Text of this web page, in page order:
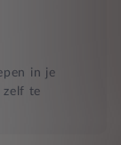
in je
zelf te